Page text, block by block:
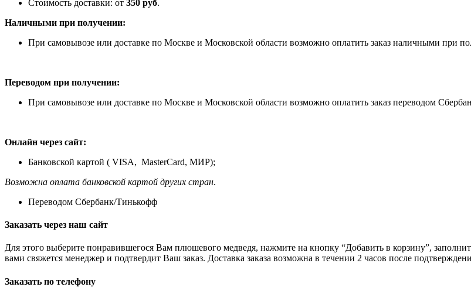
Стоимость доставки: от 350 руб.
Наличными при получении:
При самовывозе или доставке по Москве и Московской области возможно оплатить заказ наличными при
Переводом при получении:
При самовывозе или доставке по Москве и Московской области возможно оплатить заказ переводом
Онлайн через сайт:
Банковской картой ( VISA, MasterCard, МИР);
Возможна оплата банковской картой других стран.
Переводом Сбербанк/Тинькофф
Заказать через наш сайт
Для этого выберите понравившегося Вам плюшевого медведя, нажмите на кнопку “Добавить в корзину”,
вами свяжется менеджер и подтвердит Ваш заказ. Доставка заказа возможна в течении 2 часов после
Заказать по телефону